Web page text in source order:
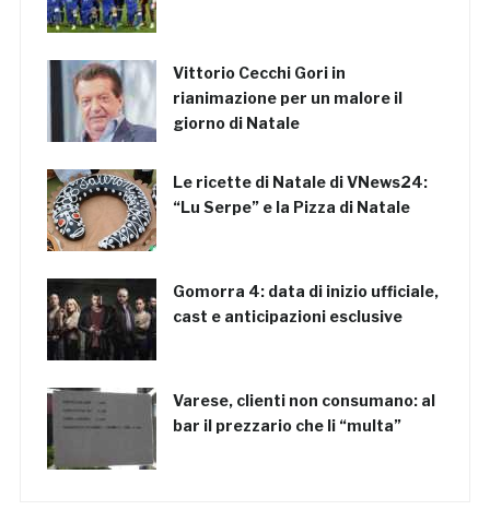
Vittorio Cecchi Gori in
rianimazione per un malore il
giorno di Natale
Le ricette di Natale di VNews24:
“Lu Serpe” e la Pizza di Natale
Gomorra 4: data di inizio ufficiale,
cast e anticipazioni esclusive
Varese, clienti non consumano: al
bar il prezzario che li “multa”